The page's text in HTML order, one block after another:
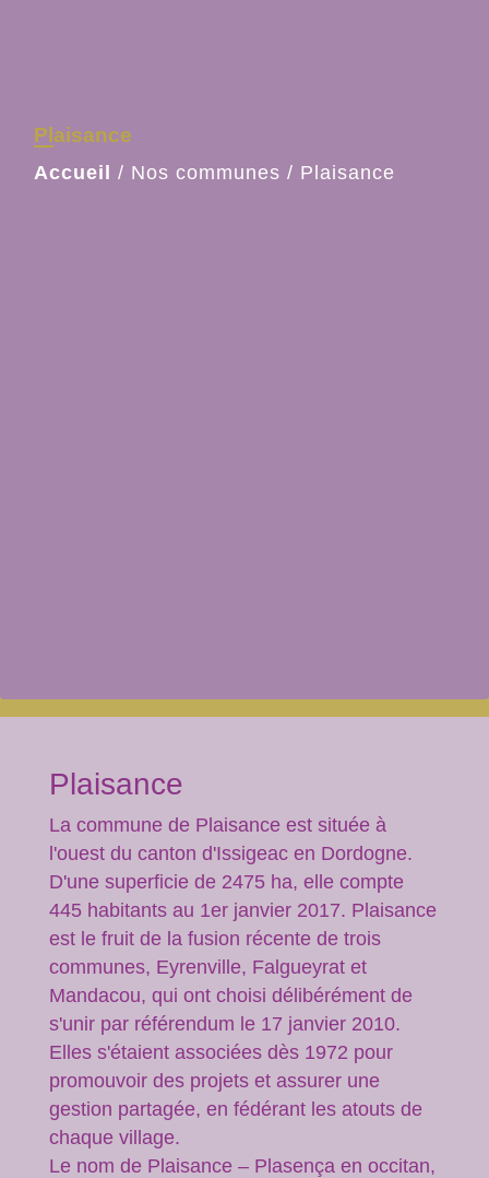
Plaisance
Accueil / Nos communes / Plaisance
Plaisance
La commune de Plaisance est située à
l'ouest du canton d'Issigeac en Dordogne.
D'une superficie de 2475 ha, elle compte
445 habitants au 1er janvier 2017. Plaisance
est le fruit de la fusion récente de trois
communes, Eyrenville, Falgueyrat et
Mandacou, qui ont choisi délibérément de
s'unir par référendum le 17 janvier 2010.
Elles s'étaient associées dès 1972 pour
promouvoir des projets et assurer une
gestion partagée, en fédérant les atouts de
chaque village.
Le nom de Plaisance – Plasença en occitan,